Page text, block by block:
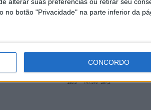
alterar suas preferências ou retirar seu
no botão "Privacidade" na parte inferior da
CONCORDO